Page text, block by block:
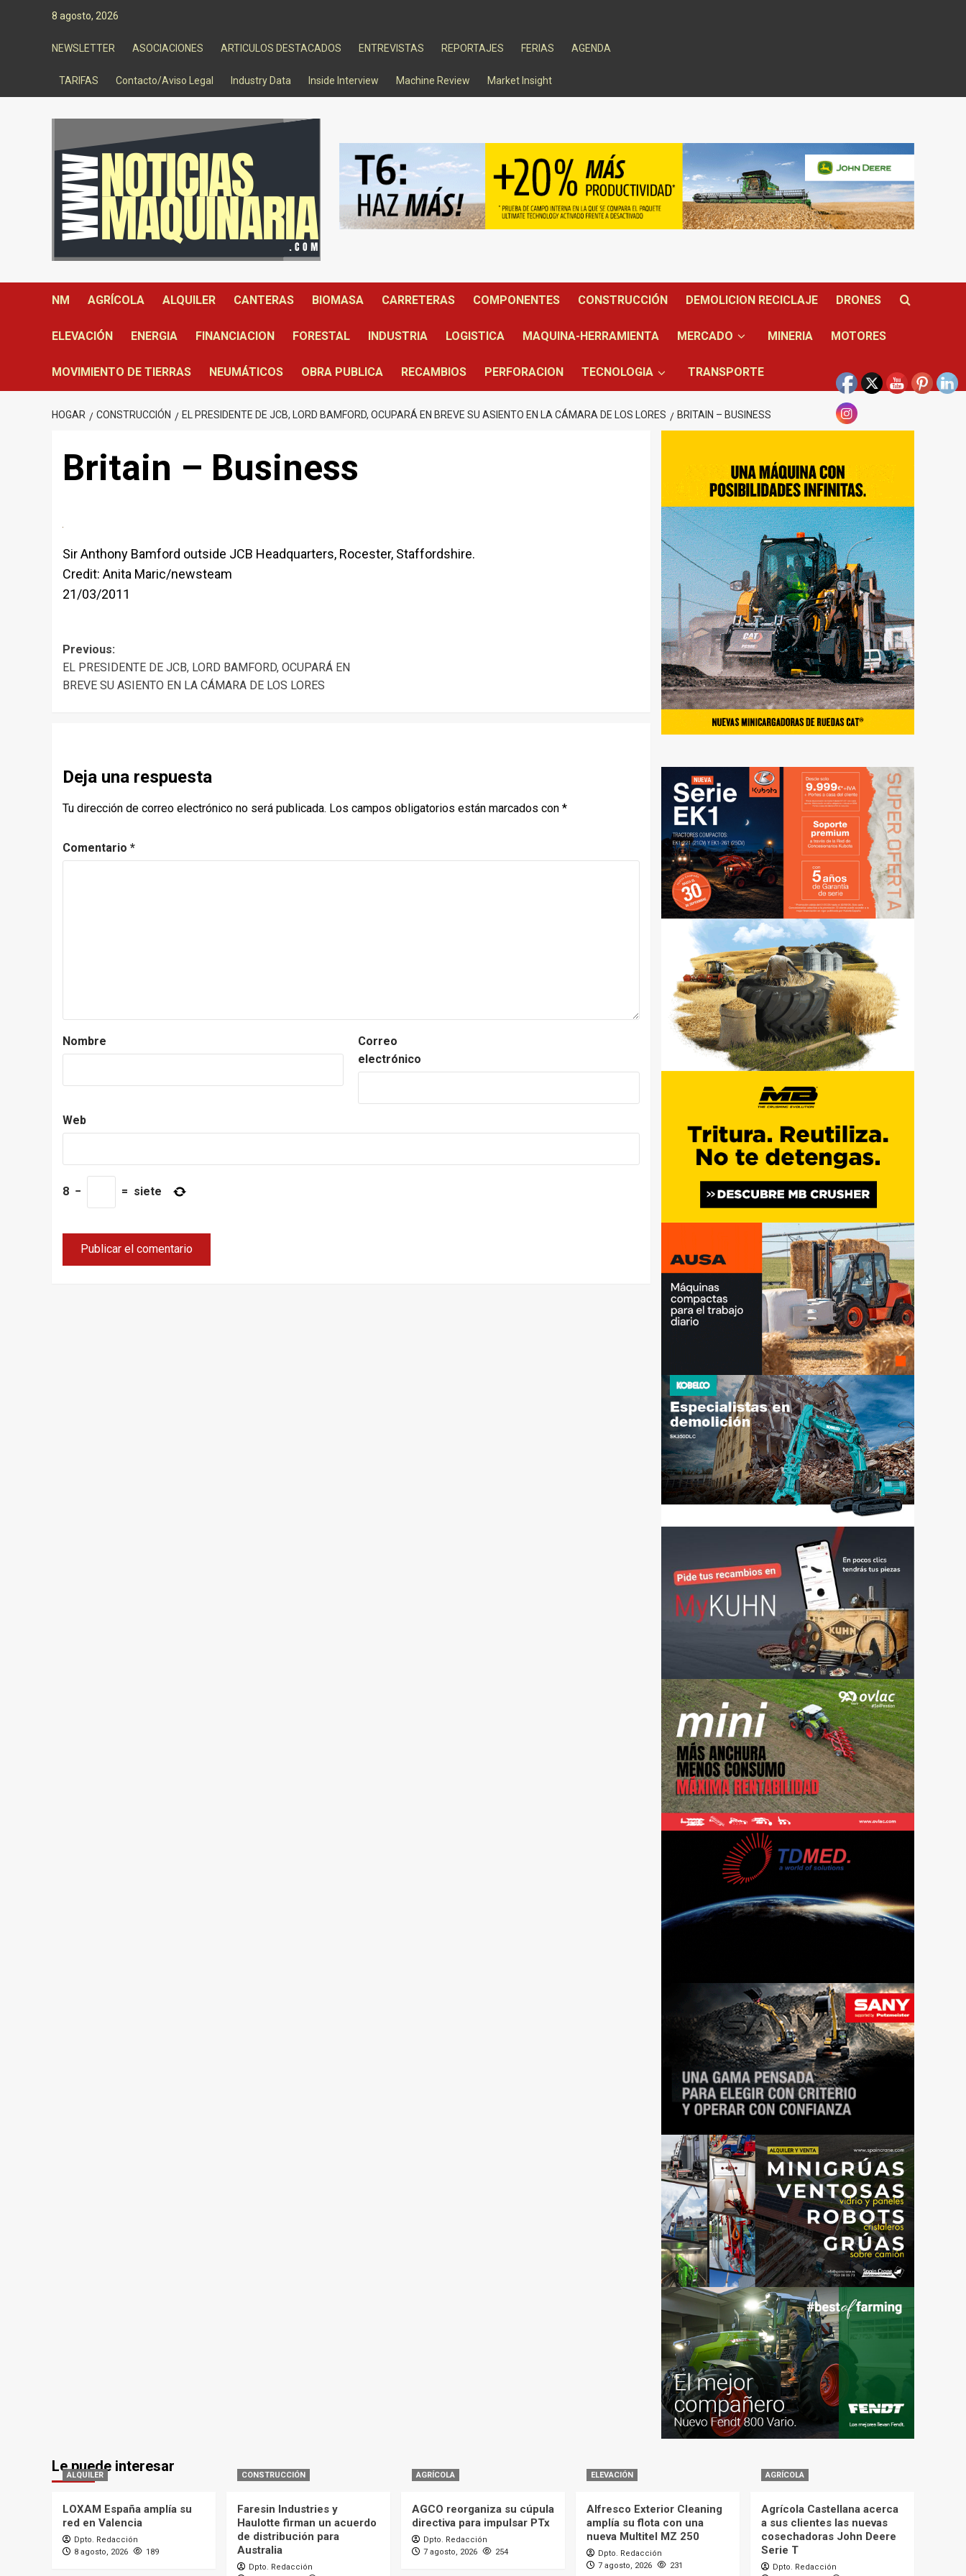
8 agosto, 2026
NEWSLETTER ASOCIACIONES ARTICULOS DESTACADOS ENTREVISTAS REPORTAJES FERIAS AGENDA
TARIFAS Contacto/Aviso Legal Industry Data Inside Interview Machine Review Market Insight
NM AGRÍCOLA ALQUILER CANTERAS BIOMASA CARRETERAS COMPONENTES CONSTRUCCIÓN DEMOLICION RECICLAJE DRONES
ELEVACIÓN ENERGIA FINANCIACION FORESTAL INDUSTRIA LOGISTICA MAQUINA-HERRAMIENTA MERCADO MINERIA MOTORES
MOVIMIENTO DE TIERRAS NEUMÁTICOS OBRA PUBLICA RECAMBIOS PERFORACION TECNOLOGIA TRANSPORTE
HOGAR CONSTRUCCIÓN EL PRESIDENTE DE JCB, LORD BAMFORD, OCUPARÁ EN BREVE SU ASIENTO EN LA CÁMARA DE LOS LORES BRITAIN – BUSINESS
Britain – Business
Sir Anthony Bamford outside JCB Headquarters, Rocester, Staffordshire.
Credit: Anita Maric/newsteam
21/03/2011
Post
navigation
Previous:
EL PRESIDENTE DE JCB, LORD BAMFORD, OCUPARÁ EN
BREVE SU ASIENTO EN LA CÁMARA DE LOS LORES
Deja una respuesta
Tu dirección de correo electrónico no será publicada. Los campos obligatorios están marcados con *
Comentario *
Nombre
Correo
electrónico
Web
8 − = siete
Le puede interesar
ALQUILER
LOXAM España amplía su
red en Valencia
Dpto. Redacción
8 agosto, 2026
189
CONSTRUCCIÓN
Faresin Industries y
Haulotte firman un acuerdo
de distribución para
Australia
Dpto. Redacción
AGRÍCOLA
AGCO reorganiza su cúpula
directiva para impulsar PTx
Dpto. Redacción
7 agosto, 2026
254
ELEVACIÓN
Alfresco Exterior Cleaning
amplía su flota con una
nueva Multitel MZ 250
Dpto. Redacción
7 agosto, 2026
231
AGRÍCOLA
Agrícola Castellana acerca
a sus clientes las nuevas
cosechadoras John Deere
Serie T
Dpto. Redacción